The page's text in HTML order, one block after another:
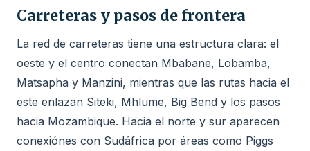
Carreteras y pasos de frontera
La red de carreteras tiene una estructura clara: el
oeste y el centro conectan Mbabane, Lobamba,
Matsapha y Manzini, mientras que las rutas hacia el
este enlazan Siteki, Mhlume, Big Bend y los pasos
hacia Mozambique. Hacia el norte y sur aparecen
conexiónes con Sudáfrica por áreas como Piggs